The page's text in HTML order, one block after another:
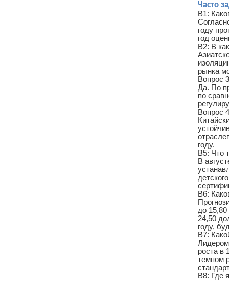
Часто
В1:
году
год
В2: В
рынка
Вопрос
Да. По
по
Вопрос
году.
В5: Что
В
В6:
до 15,80
24,50
году,
В7:
роста в
темпом
В8: Где